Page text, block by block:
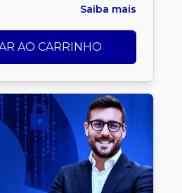
a Res. 3.954/11 do
Saiba mais
AO CARRINHO